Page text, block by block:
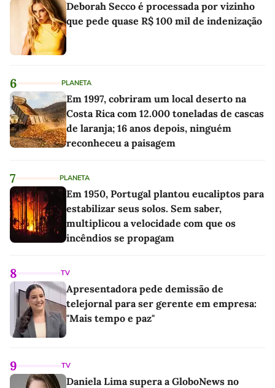
Deborah Secco é processada por vizinho
que pede quase R$ 100 mil de indenização
6 PLANETA
Em 1997, cobriram um local deserto na
Costa Rica com 12.000 toneladas de cascas
de laranja; 16 anos depois, ninguém
reconheceu a paisagem
7 PLANETA
Em 1950, Portugal plantou eucaliptos para
estabilizar seus solos. Sem saber,
multiplicou a velocidade com que os
incêndios se propagam
8 TV
Apresentadora pede demissão de
telejornal para ser gerente em empresa:
"Mais tempo e paz"
9 TV
Daniela Lima supera a GloboNews no